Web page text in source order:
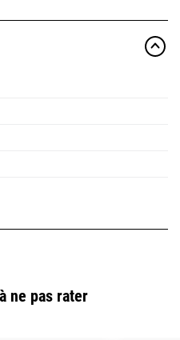
ne pas rater